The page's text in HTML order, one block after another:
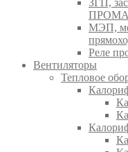
ЗГП,
ПРОМА
МЭП,
Реле
Вентиляторы
Тепловое